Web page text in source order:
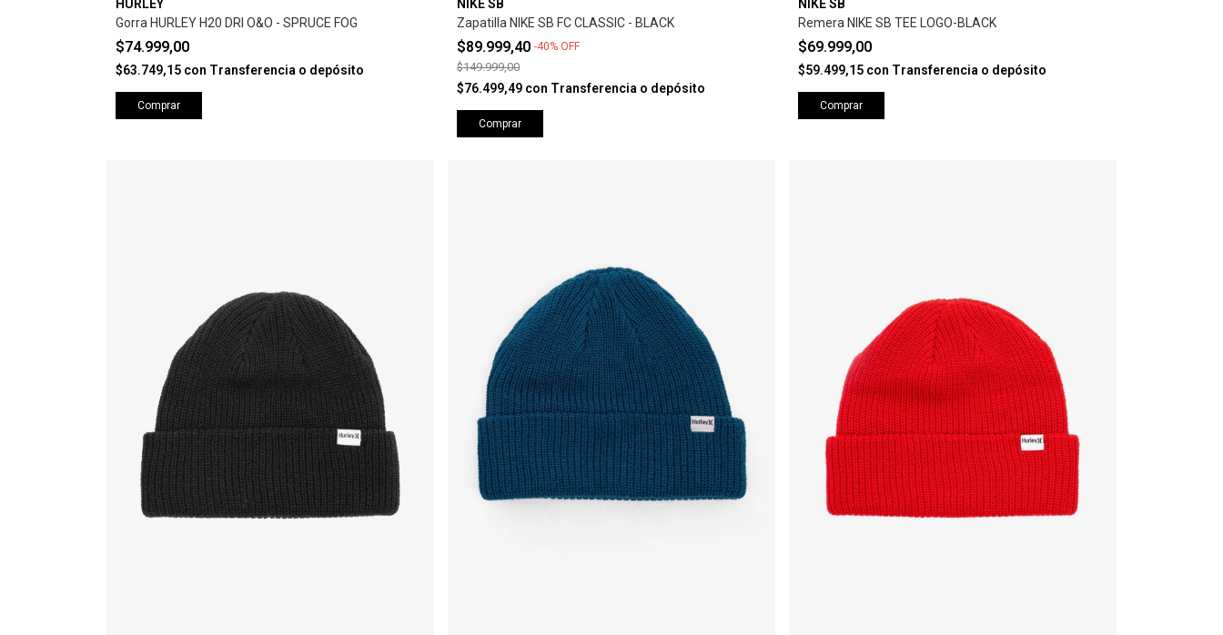
HURLEY
Gorra HURLEY H20 DRI O&O - SPRUCE FOG
$74.999,00
$63.749,15 con Transferencia o depósito
Comprar
NIKE SB
Zapatilla NIKE SB FC CLASSIC - BLACK
$89.999,40 -40% OFF
$149.999,00
$76.499,49 con Transferencia o depósito
Comprar
NIKE SB
Remera NIKE SB TEE LOGO-BLACK
$69.999,00
$59.499,15 con Transferencia o depósito
Comprar